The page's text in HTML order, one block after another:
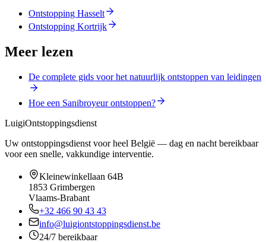
Ontstopping Hasselt
Ontstopping Kortrijk
Meer lezen
De complete gids voor het natuurlijk ontstoppen van leidingen
Hoe een Sanibroyeur ontstoppen?
LuigiOntstoppingsdienst
Uw ontstoppingsdienst voor heel België — dag en nacht bereikbaar
voor een snelle, vakkundige interventie.
Kleinewinkellaan 64B
1853 Grimbergen
Vlaams-Brabant
+32 466 90 43 43
info@luigiontstoppingsdienst.be
24/7 bereikbaar